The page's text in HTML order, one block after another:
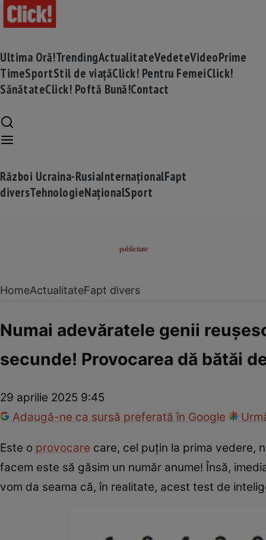
Ultima Oră!TrendingActualitateVedeteVideoPrime
TimeSportStil de viațăClick! Pentru FemeiClick!
SănătateClick! Poftă Bună!Contact
Război Ucraina-RusiaInternaționalFapt
diversTehnologieNaționalSport
HomeActualitateFapt divers
Numai adevăratele genii
secunde! Provocarea dă bătăi
29 aprilie 2025 9:45
Adaugă-ne ca sursă preferată în Google
Este o provocare care, cel puțin la prima vedere,
facem este să găsim un număr anume! Însă,
vom da seama că, în realitate, acest test de